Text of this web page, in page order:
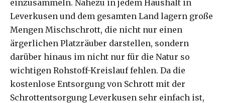
einzusammeln. Nahezu in jedem Haushalt in
Leverkusen und dem gesamten Land lagern große
Mengen Mischschrott, die nicht nur einen
ärgerlichen Platzräuber darstellen, sondern
darüber hinaus im nicht nur für die Natur so
wichtigen Rohstoff-Kreislauf fehlen. Da die
kostenlose Entsorgung von Schrott mit der
Schrottentsorgung Leverkusen sehr einfach ist,